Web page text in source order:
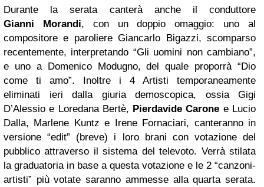
Durante la serata canterà anche il conduttore
Gianni
Morandi, con un doppio omaggio: uno al
compositore e paroliere Giancarlo Bigazzi, scomparso
recentemente, interpretando “Gli uomini non cambiano”,
e uno a Domenico Modugno, del quale proporrà “Dio
come ti amo”. Inoltre i 4 Artisti temporaneamente
eliminati ieri dalla giuria demoscopica, ossia Gigi
D’Alessio e Loredana Bertè, Pierdavide Carone e Lucio
Dalla, Marlene Kuntz e Irene Fornaciari, canteranno in
versione “edit” (breve) i loro brani con votazione del
pubblico attraverso il sistema del televoto. Verrà stilata
la graduatoria in base a questa votazione e le 2 “canzoni-
artisti” più votate saranno ammesse alla quarta serata.